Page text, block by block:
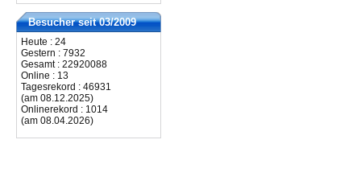
Besucher seit 03/2009
Heute : 24
Gestern : 7932
Gesamt : 22920088
Online : 13
Tagesrekord : 46931
(am 08.12.2025)
Onlinerekord : 1014
(am 08.04.2026)